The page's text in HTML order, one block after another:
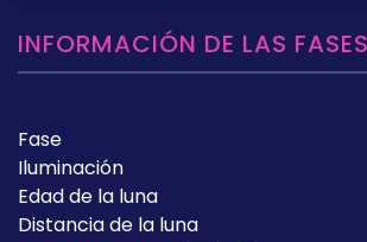
INFORMACIÓN DE LAS
Fase
Iluminación
Edad de la luna
Distancia de la luna